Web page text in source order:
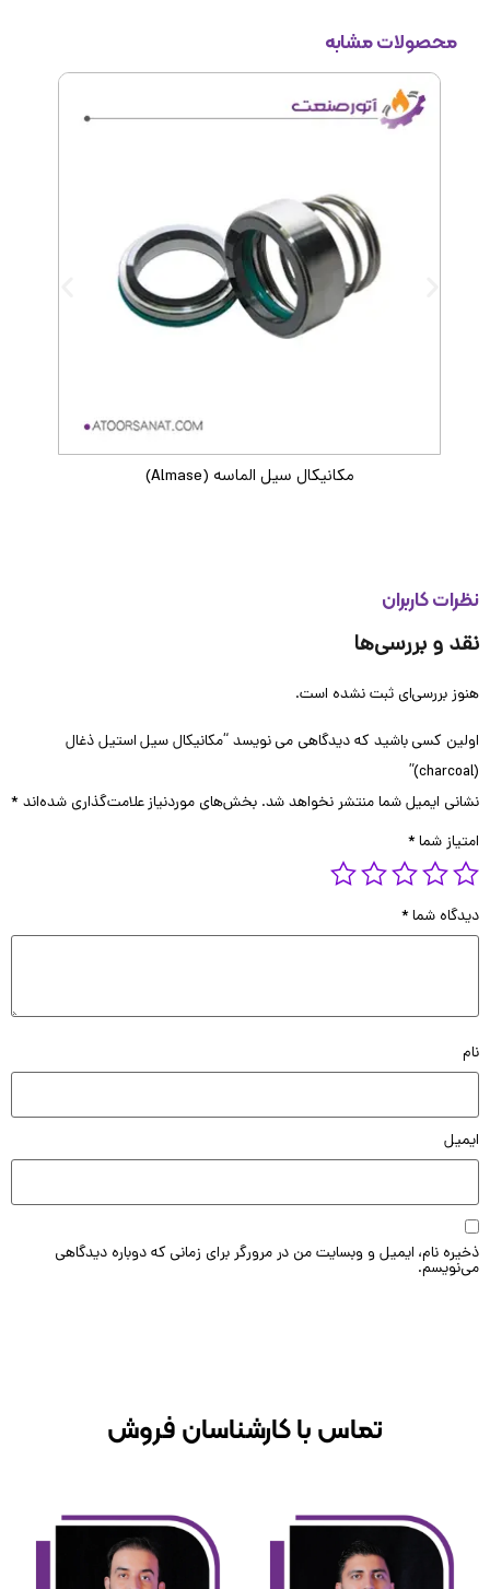
محصولات مشابه
مکانیکال سیل الماسه (Almase)
کاربران
و بررسی‌ها
بررسی‌ای ثبت نشده است.
کسی باشید که دیدگاهی می نویسد “مکانیکال سیل استیل ذغال
ایمیل شما منتشر نخواهد شد. بخش‌های موردنیاز علامت‌گذاری شده‌اند*
شما*
شما *
نام، ایمیل و وبسایت من در مرورگر برای زمانی که دوباره دیدگاهی
تماس با کارشناسان فروش